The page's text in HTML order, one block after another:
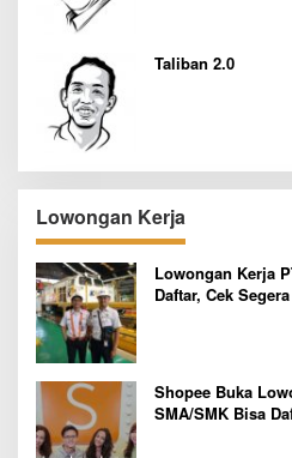
Taliban 2.0
Lowongan Kerja
Lowongan Kerja
Daftar, Cek
Shopee Buka
SMA/SMK Bisa